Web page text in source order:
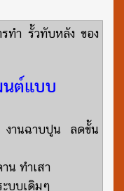
ทำ รั้วทับหลัง ของ
นต์แบบ
งานฉาบปูน ลดขั้น
น ทำเสา
บบเดิมๆ